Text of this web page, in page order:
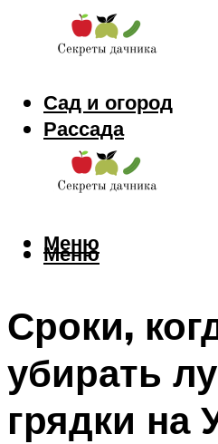
Сад и огород
Рассада
Цветы
Заготовки
Меню
Меню
Сроки,
убирать
грядки на